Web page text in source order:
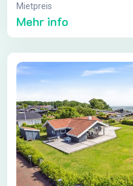
Mietpreis
Mehr info